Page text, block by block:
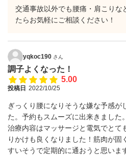
交通事故以外でも腰痛・肩こりな
たらお気軽にご相談ください！
yqkoc190 さん
調子よくなった！
5.00
投稿日 2022/10/25
ぎっくり腰になりそうな嫌な予感が
た。予約もスムーズに出来きました。
治療内容はマッサージと電気でとて
りかけも良くなりました！筋肉が
すいそうで定期的に通おうと思いま